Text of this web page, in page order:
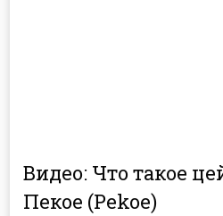
Видео: Что такое
Пекое (Pekoe)